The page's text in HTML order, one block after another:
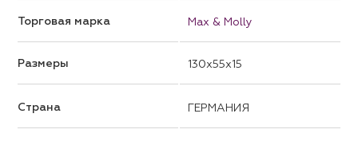
Торговая марка Max & Molly
Размеры 130x55x15
Страна ГЕРМАНИЯ